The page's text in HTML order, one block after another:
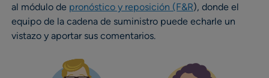
al módulo de pronóstico y reposición (F&R), donde el
equipo de la cadena de suministro puede echarle un
vistazo y aportar sus comentarios.